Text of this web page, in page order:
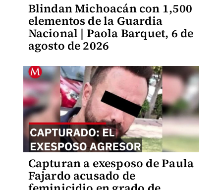
Blindan Michoacán con 1,500
elementos de la Guardia
Nacional | Paola Barquet, 6 de
agosto de 2026
Capturan a exesposo de Paula
Fajardo acusado de